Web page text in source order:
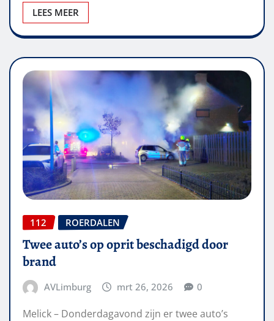
LEES MEER
112 ROERDALEN
Twee auto’s op oprit beschadigd door
brand
AVLimburg mrt 26, 2026 0
Melick – Donderdagavond zijn er twee auto’s